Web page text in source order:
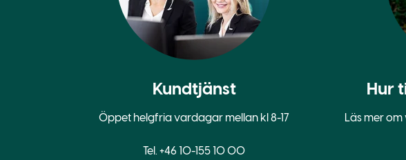
Kundtjänst
Öppet helgfria vardagar mellan kl 8-17
Tel. +46 10-155 10 00
Hur
Läs mer